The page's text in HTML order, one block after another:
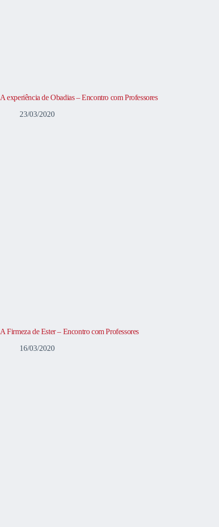
A experiência de Obadias – Encontro com Professores
23/03/2020
A Firmeza de Ester – Encontro com Professores
16/03/2020